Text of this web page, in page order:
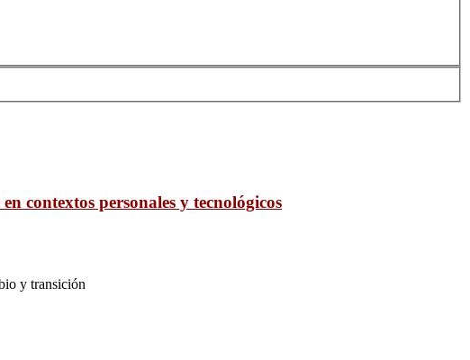
contextos personales y tecnológicos
y transición